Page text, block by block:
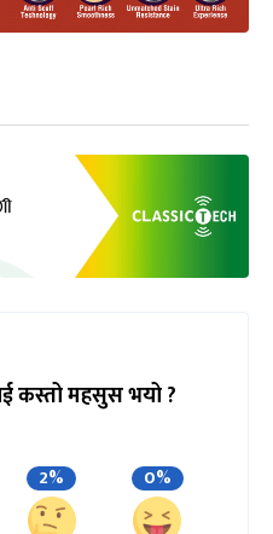
कस्तो महसुस भयो ?
2% 0%